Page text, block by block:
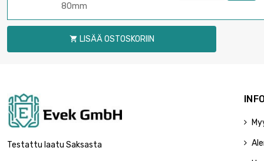
80mm
 LISÄÄ OSTOSKORIIN
Testattu laatu Saksasta